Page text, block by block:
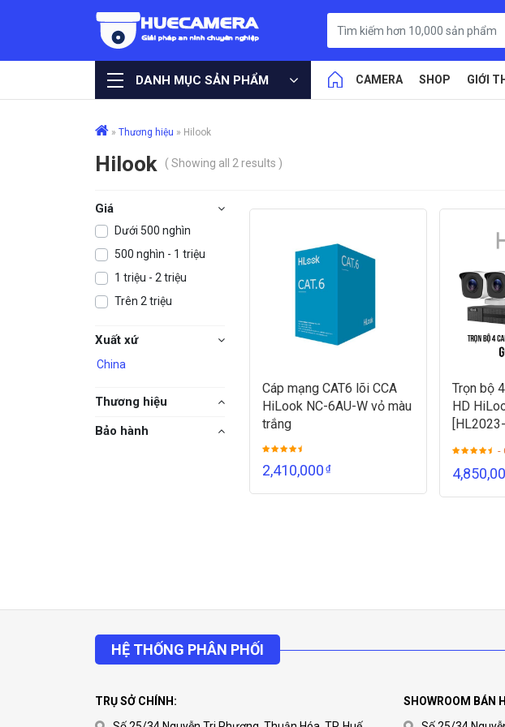
DANH MỤC SẢN PHẨM CAMERA SHOP GIỚI
» Thương hiệu » Hilook
Hilook ( Showing all 2 results )
Giá
Dưới 500 nghìn
500 nghìn - 1 triệu
1 triệu - 2 triệu
Trên 2 triệu
Xuất xứ
China
Thương hiệu
Bảo hành
Cáp mạng CAT6 lõi CCA
HiLook NC-6AU-W vỏ màu
trắng
2,410,000₫
Trọn bộ
HD
-
HỆ THỐNG PHÂN PHỐI
TRỤ SỞ CHÍNH:
SHOWROOM BÁN